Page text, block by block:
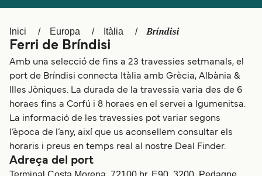
Україна
المغرب Maroc (FR)
Inici Europa Itàlia Bríndisi
Ferri de Bríndisi
Amb una selecció de fins a 23 travessies setmanals, el
port de Bríndisi connecta Itàlia amb Grècia, Albània &
Illes Jòniques. La durada de la travessia varia des de 6
horaes fins a Corfú i 8 horaes en el servei a Igumenitsa.
La informació de les travessies pot variar segons
l’època de l’any, així que us aconsellem consultar els
horaris i preus en temps real al nostre Deal Finder.
Adreça del port